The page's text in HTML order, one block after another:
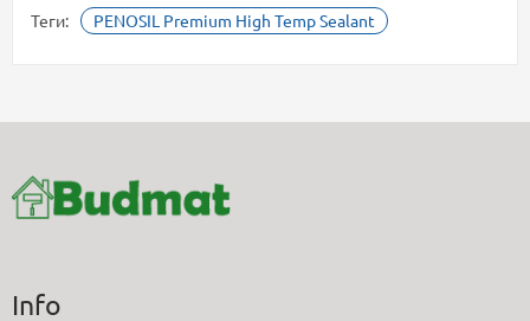
Теги: PENOSIL Premium High Temp Sealant
Info